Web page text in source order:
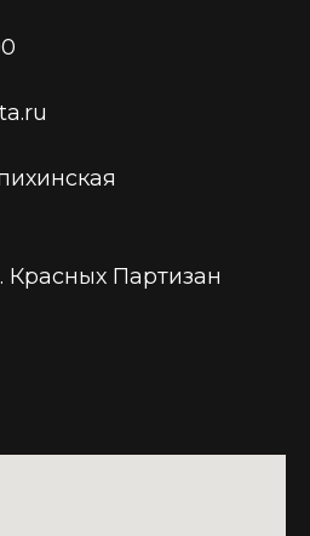
Красных Партизан